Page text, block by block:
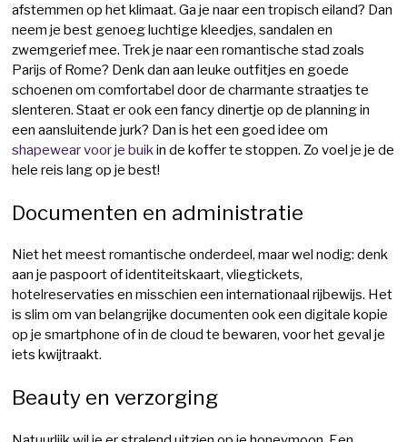
afstemmen op het klimaat. Ga je naar een tropisch eiland? Dan
neem je best genoeg luchtige kleedjes, sandalen en
zwemgerief mee. Trek je naar een romantische stad zoals
Parijs of Rome? Denk dan aan leuke outfitjes en goede
schoenen om comfortabel door de charmante straatjes te
slenteren. Staat er ook een fancy dinertje op de planning in
een aansluitende jurk? Dan is het een goed idee om
shapewear voor je buikin de koffer te stoppen. Zo voel je je de
hele reis lang op je best!
Documenten en administratie
Niet het meest romantische onderdeel, maar wel nodig: denk
aan je paspoort of identiteitskaart, vliegtickets,
hotelreservaties en misschien een internationaal rijbewijs. Het
is slim om van belangrijke documenten ook een digitale kopie
op je smartphone of in de cloud te bewaren, voor het geval je
iets kwijtraakt.
Beauty en verzorging